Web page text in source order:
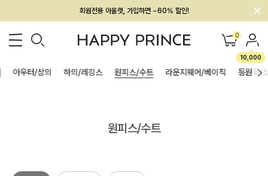
회원전용 아울렛, 가입하면 ~60% 할인!
멤버십 최대 28,000원 혜택 0
10,000
아우터/상의 하의/레깅스 원피스/수트 라운지웨어/베이직 등원룩/
원피스/수트